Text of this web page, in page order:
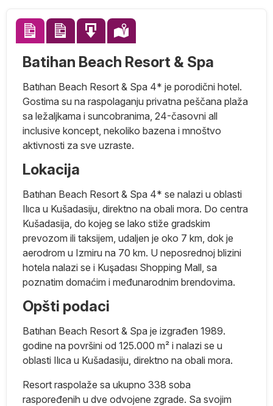
Batihan Beach Resort & Spa
Batıhan Beach Resort & Spa 4* je porodični hotel.
Gostima su na raspolaganju privatna peščana plaža
sa ležaljkama i suncobranima, 24-časovni all
inclusive koncept, nekoliko bazena i mnoštvo
aktivnosti za sve uzraste.
Lokacija
Batıhan Beach Resort & Spa 4* se nalazi u oblasti
Ilıca u Kušadasiju, direktno na obali mora. Do centra
Kušadasija, do kojeg se lako stiže gradskim
prevozom ili taksijem, udaljen je oko 7 km, dok je
aerodrom u Izmiru na 70 km. U neposrednoj blizini
hotela nalazi se i Kuşadası Shopping Mall, sa
poznatim domaćim i međunarodnim brendovima.
Opšti podaci
Batıhan Beach Resort & Spa je izgrađen 1989.
godine na površini od 125.000 m² i nalazi se u
oblasti Ilıca u Kušadasiju, direktno na obali mora.
Resort raspolaže sa ukupno 338 soba
raspoređenih u dve odvojene zgrade. Sa svojim